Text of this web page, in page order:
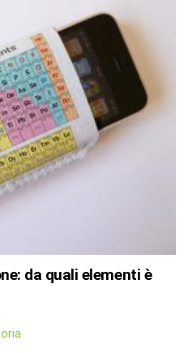
da quali elementi è